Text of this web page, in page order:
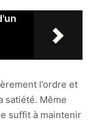
l’ordre et
satiété. Même
suffit à maintenir